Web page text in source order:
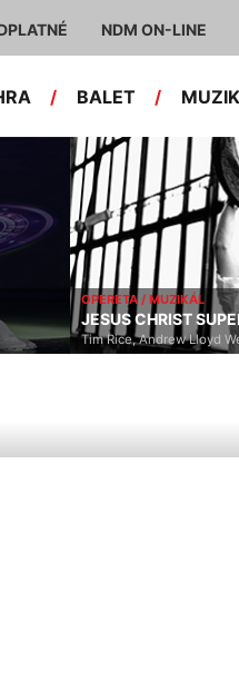
NDM ON-LINE
/ BALET /
OPERETA / MUZIKÁL
JESUS CHRIST
Tim Rice, Andrew Lloyd